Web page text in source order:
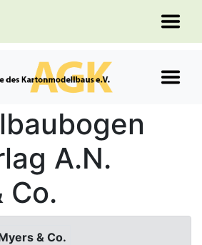
A.N.
Co.
& Co.